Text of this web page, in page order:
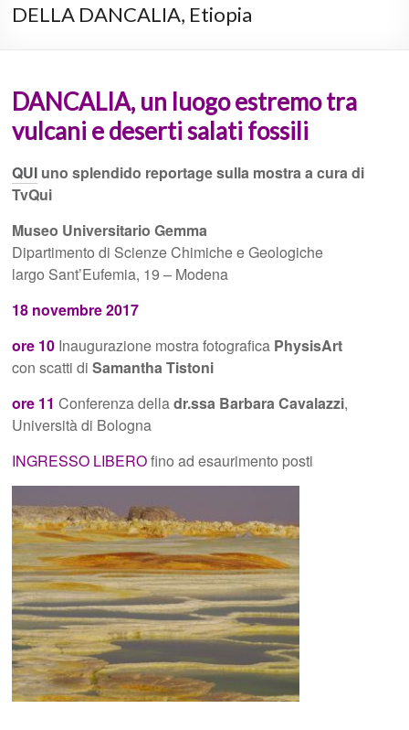
DELLA DANCALIA, Etiopia
DANCALIA, un luogo estremo tra
vulcani e deserti salati fossili
QUI uno splendido reportage sulla mostra a cura di
TvQui
Museo Universitario Gemma
Dipartimento di Scienze Chimiche e Geologiche
largo Sant’Eufemia, 19 – Modena
18 novembre 2017
ore 10 Inaugurazione mostra fotografica PhysisArt
con scatti diSamantha Tistoni
ore 11 Conferenza delladr.ssa Barbara Cavalazzi,
Università di Bologna
INGRESSO LIBEROfino ad esaurimento posti